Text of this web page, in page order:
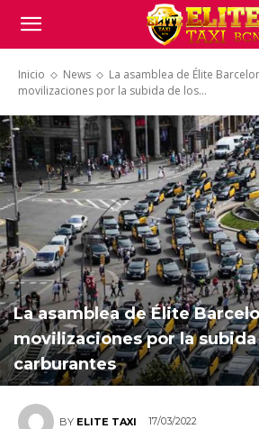
Inicio News
La asamblea de Élite
movilizaciones por la subida de los...
La asamblea de Élite
movilizaciones por la
carburantes
BY ELITE TAXI 17/03/2022